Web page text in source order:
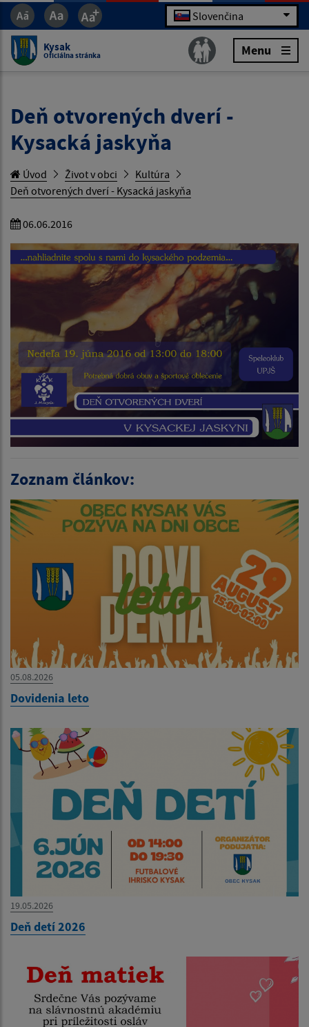
Slovenčina
Kysak
Oficiálna stránka Menu
Deň otvorených dverí -
Kysacká jaskyňa
Úvod Život v obci
Kultúra
Deň otvorených dverí - Kysacká jaskyňa
06.06.2016
Zoznam článkov:
05.08.2026
Dovidenia leto
19.05.2026
Deň detí 2026